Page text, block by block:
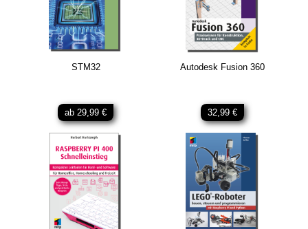
STM32
ab 29,99 €
Autodesk Fusion 360
32,99 €